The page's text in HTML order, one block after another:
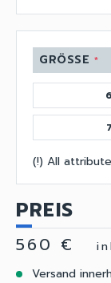
GRÖSSE *
(!) All
PREIS
560 €
Versand